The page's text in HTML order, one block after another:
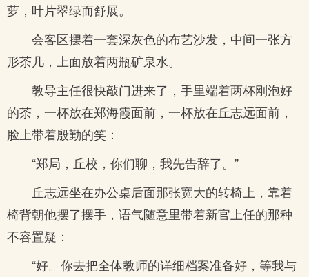
萝，叶片翠绿而舒展。
会客区摆着一套深灰色的布艺沙发，中间一张方
形茶几，上面放着两瓶矿泉水。
教导主任很快敲门进来了，手里端着两杯刚泡好
的茶，一杯放在郑海霞面前，一杯放在丘志远面前，
脸上带着殷勤的笑：
“郑局，丘校，你们聊，我先告辞了。”
丘志远坐在办公桌后面那张宽大的转椅上，靠着
椅背朝他摆了摆手，语气随意里带着新官上任的那种
不容置疑：
“好。你去把全体教师的详细档案准备好，等我与